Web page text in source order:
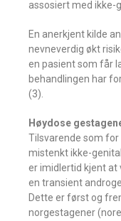
assosiert med ikke-
En anerkjent kilde
nevneverdig økt
en pasient som får
behandlingen har
(3).
Høydose
Tilsvarende som for
mistenkt ikke-
er imidlertid kjent at
en transient
Dette er først og
norgestagener